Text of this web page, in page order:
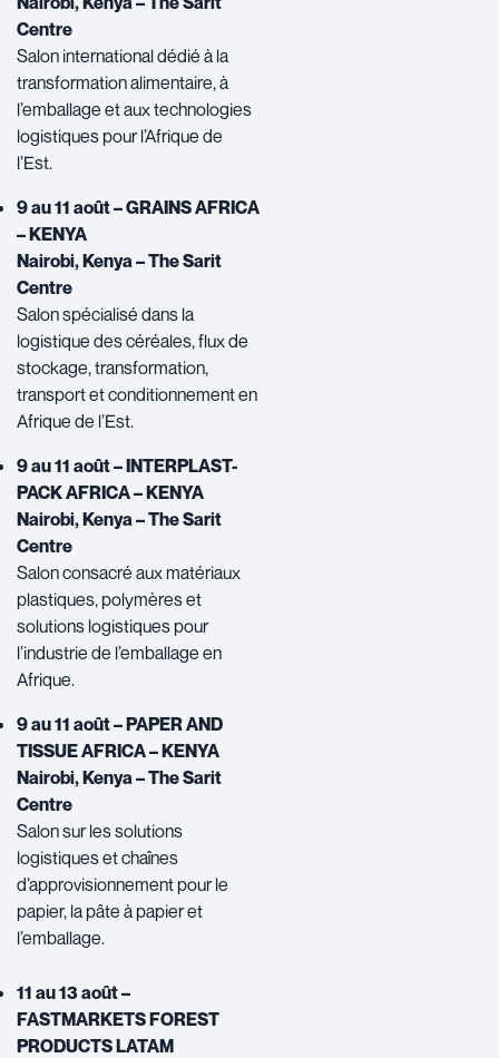
Centre
Salon international dédié à la
transformation alimentaire, à
l’emballage et aux technologies
logistiques pour l’Afrique de
l’Est.
9 au 11 août – GRAINS AFRICA
– KENYA
Nairobi, Kenya – The Sarit
Centre
Salon spécialisé dans la
logistique des céréales, flux de
stockage, transformation,
transport et conditionnement en
Afrique de l’Est.
9 au 11 août – INTERPLAST-
PACK AFRICA – KENYA
Nairobi, Kenya – The Sarit
Centre
Salon consacré aux matériaux
plastiques, polymères et
solutions logistiques pour
l’industrie de l’emballage en
Afrique.
9 au 11 août – PAPER AND
TISSUE AFRICA – KENYA
Nairobi, Kenya – The Sarit
Centre
Salon sur les solutions
logistiques et chaînes
d’approvisionnement pour le
papier, la pâte à papier et
l’emballage.
11 au 13 août –
FASTMARKETS FOREST
PRODUCTS LATAM